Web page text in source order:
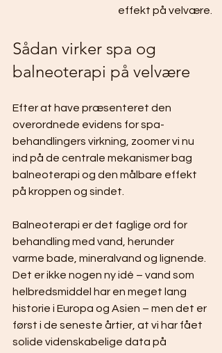
effekt på velvære.
Sådan virker spa og
balneoterapi på velvære
Efter at have præsenteret den
overordnede evidens for spa-
behandlingers virkning, zoomer vi nu
ind på de centrale mekanismer bag
balneoterapi og den målbare effekt
på kroppen og sindet.
Balneoterapi er det faglige ord for
behandling med vand, herunder
varme bade, mineralvand og lignende.
Det er ikke nogen ny idé – vand som
helbredsmiddel har en meget lang
historie i Europa og Asien – men det er
først i de seneste årtier, at vi har fået
solide videnskabelige data på